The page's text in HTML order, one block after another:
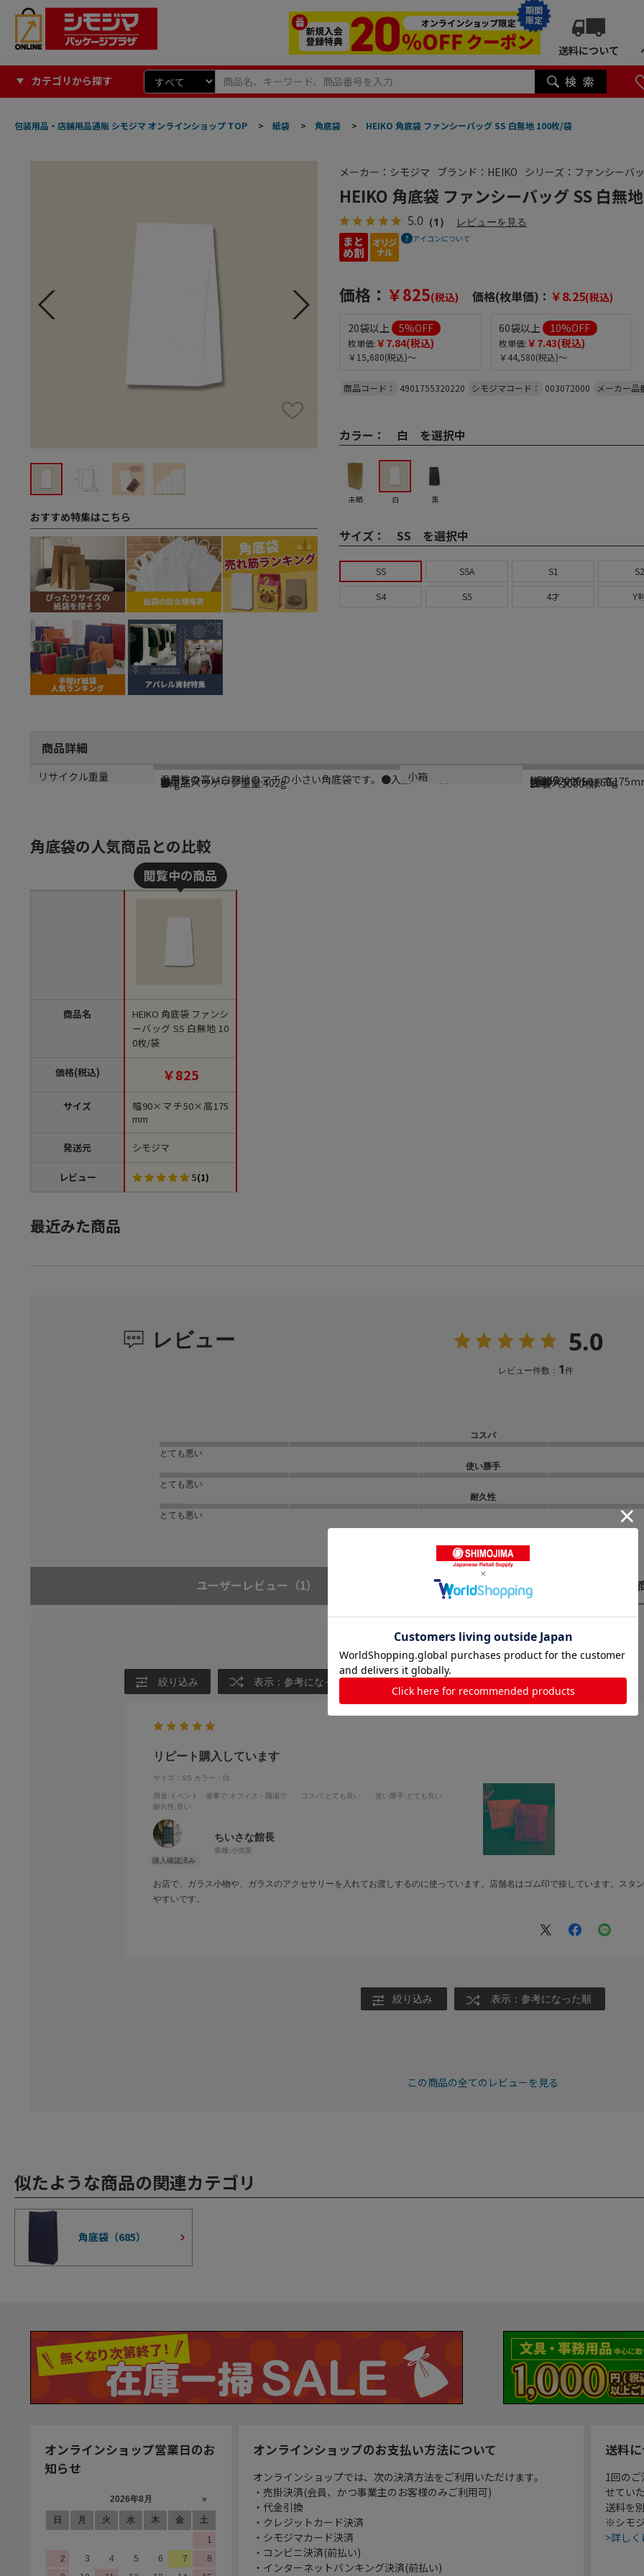
期間
限定
送料について
カテゴリから探す
包装用品・店舗用品通販 シモジマ オンラインショップ TOP > 紙袋 > 角底袋 > HEIKO 角底袋 ファンシーバッグ SS 白無地 100枚/袋
おすすめ特集はこちら
メーカー：シモジマ ブランド：HEIKO シリーズ：ファンシーバ
HEIKO 角底袋 ファンシーバッグ SS 白無
5.0 （1） レビューを見る
アイコンについて
価格： ￥825(税込) 価格(枚単価)： ￥8.25(税込)
20袋以上 5%OFF
枚単価:￥7.84(税込)
￥15,680(税込)～
60袋以上 10%OFF
枚単価:￥7.43(税込)
￥44,580(税込)～
商品コード： 4901755320220 シモジマコード： 003072000 メーカー品
カラー： 白 を選択中
未晒 白 黒
サイズ： SS を選択中
SS SSA S1 S2
S4 S5 4才 Y
商品詳細
商品説明
汎用性の高い白無地のマチの小さい角底袋です。●入数：100枚
メーカー名
シモジマ
ブランド名
HEIKO
シリーズ名
ファンシーバッグ
メーカー品番
003072000
規格
SS
サイズ
幅90×マチ50×高
カラー
白
材質
片艶クラフト紙60g
重量
●単品パッケージ重量:402g
生産国
日本
リサイクル重量
3.7g
小箱
20袋（2000枚）
角底袋の人気商品との比較
商品名
価格(税込)
サイズ
発送元
レビュー
HEIKO 角底袋 ファンシ
ーバッグ SS 白無地 10
0枚/袋
￥825
幅90×マチ50×高175
mm
シモジマ
5(1)
最近みた商品
レビュー 5.0
レビュー件数： 1件
コスパ
とても悪い
使い勝手
とても悪い
耐久性
とても悪い
ユーザーレビュー （1）
絞り込み 表示：参考になった順
リピート購入しています
サイズ：SS カラー：白
用途:イベント・催事で,オフィス・職場で コスパ:とても良い 使い勝手 :とても良い
耐久性:良い
ちいさな館長
業種:小売業
お店で、ガラス小物や、ガラスのアクセサリーを入れてお渡しするのに使っています。店舗名はゴム印で捺しています。スタ
やすいです。
絞り込み 表示：参考になった順
この商品の全てのレビューを見る
似たような商品の関連カテゴリ
角底袋（685）
オンラインショップ営業日のお
知らせ
オンラインショップのお支払い方法について
オンラインショップでは、次の決済方法をご利用いただけます。
・売掛決済(会員、かつ事業主のお客様のみご利用可)
・代金引換
・クレジットカード決済
・シモジマカード決済
・コンビニ決済(前払い)
・インターネットバンキング決済(前払い)
送料
1回の
せてい
送料を
※シモ
>詳しく